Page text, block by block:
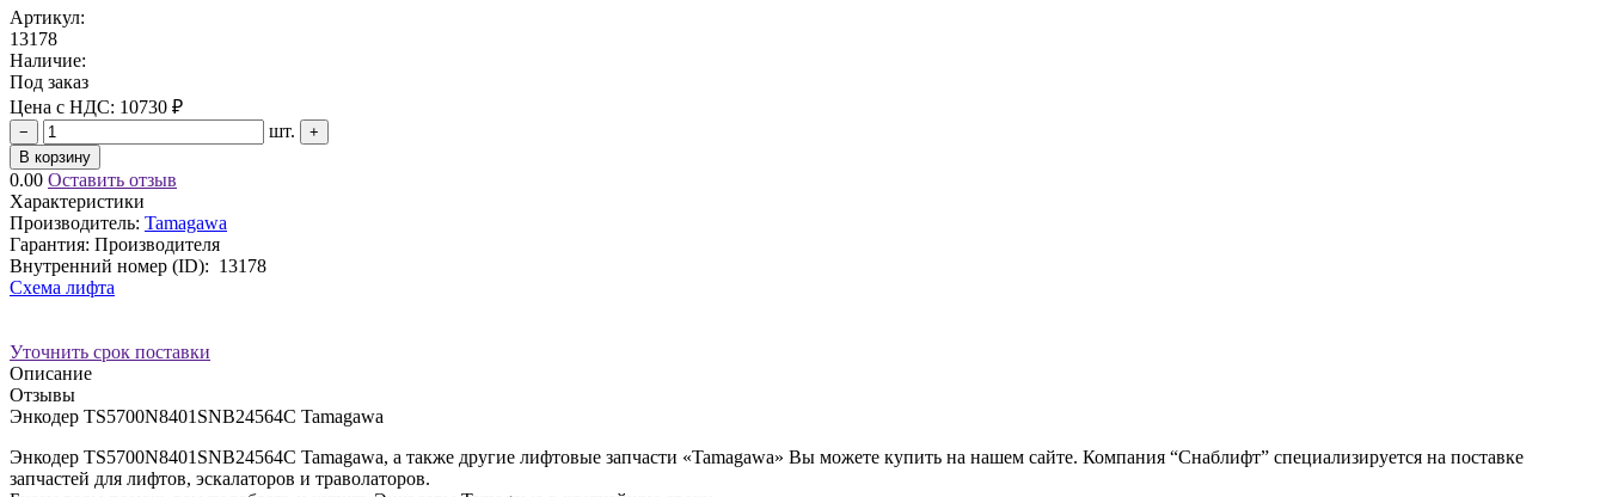
Артикул:
13178
Наличие:
Под заказ
Цена с НДС: 10730 ₽
− шт.
+
В корзину
0.00 Оставить отзыв
Характеристики
Производитель: Tamagawa
Гарантия: Производителя
Внутренний номер (ID): 13178
Схема лифта
Уточнить срок поставки
Описание
Отзывы
Энкодер TS5700N8401SNB24564C Tamagawa
Энкодер TS5700N8401SNB24564C Tamagawa, а также другие лифтовые запчасти «Tamagawa» Вы можете купить на нашем сайте. Компания “Снаблифт” специализируется на поставке
запчастей для лифтов, эскалаторов и траволаторов.